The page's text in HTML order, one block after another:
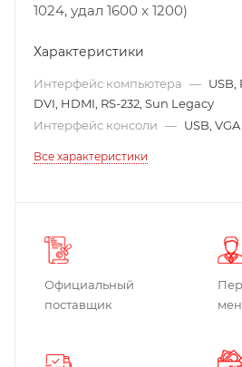
1024, удал 1600 x 1200)
Характеристики
Интерфейс компьютера — USB,
DVI, HDMI, RS-232, Sun Legacy
Интерфейс консоли — USB, VGA
Все характеристики
Официальный
поставщик